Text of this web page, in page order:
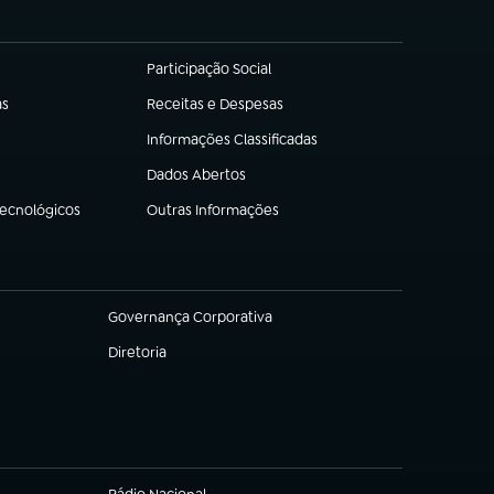
Participação Social
(abre em nova aba)
Receitas e Despesas
(abre em nova aba)
Informações Classificadas
(abre em nova aba)
Dados Abertos
(abre em nova aba)
Outras Informações
(abre em nova aba)
Governança Corporativa
(abre em nova aba)
Diretoria
(abre em nova aba)